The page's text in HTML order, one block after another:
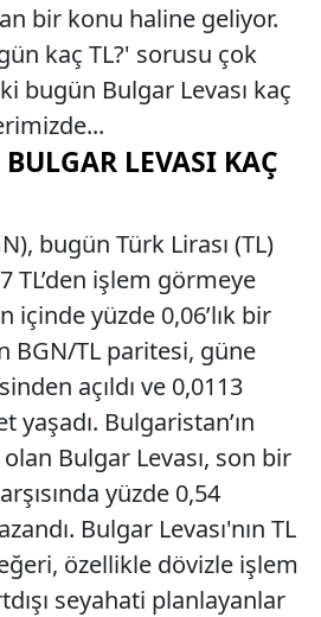
bir konu haline geliyor.
kaç TL?' sorusu çok
bugün Bulgar Levası kaç
LEVASI KAÇ
bugün Türk Lirası (TL)
TL’den işlem görmeye
içinde yüzde 0,06’lık bir
BGN/TL paritesi, güne
açıldı ve 0,0113
yaşadı. Bulgaristan’ın
Bulgar Levası, son bir
yüzde 0,54
Bulgar Levası'nın TL
özellikle dövizle işlem
seyahati planlayanlar